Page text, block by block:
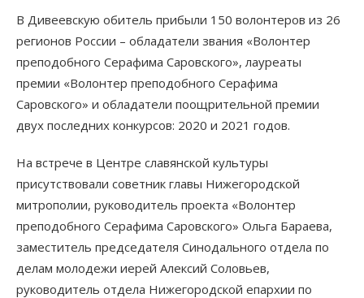
В Дивеевскую обитель прибыли 150 волонтеров из 26
регионов России – обладатели звания «Волонтер
преподобного Серафима Саровского», лауреаты
премии «Волонтер преподобного Серафима
Саровского» и обладатели поощрительной премии
двух последних конкурсов: 2020 и 2021 годов.
На встрече в Центре славянской культуры
присутствовали советник главы Нижегородской
митрополии, руководитель проекта «Волонтер
преподобного Серафима Саровского» Ольга Бараева,
заместитель председателя Синодального отдела по
делам молодежи иерей Алексий Соловьев,
руководитель отдела Нижегородской епархии по